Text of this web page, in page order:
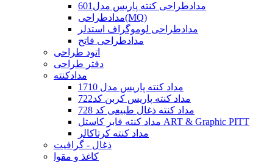
مدادطراحی کنته پاریس مدل601
مدادطراحی(MQ)
مدادطراحی لوموگراف استدلر
مدادطراحی فاتح
اتود طراحی
دفتر طراحی
مدادکنته
مداد کنته پاریس مدل 1710
مداد کنته پاریس کربن کد722
مداد کنته ذغال طبیعی کد 728
مداد کنته فابر کاستل ART & Graphic PITT
مداد کنته کرتاکالر
ذغال - گرافیت
کاغذ و مقوا